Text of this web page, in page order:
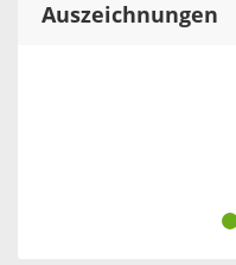
Auszeichnungen